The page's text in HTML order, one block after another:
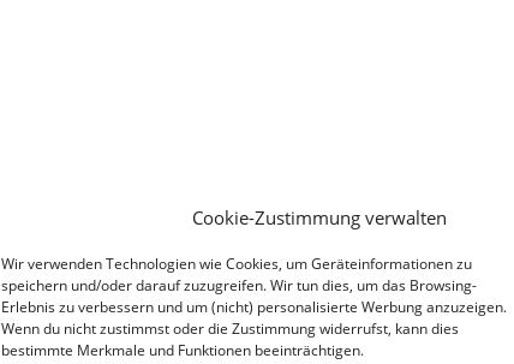
Cookie-Zustimmung verwalten
Wir verwenden Technologien wie Cookies, um Geräteinformationen zu
speichern und/oder darauf zuzugreifen. Wir tun dies, um das Browsing-
Erlebnis zu verbessern und um (nicht) personalisierte Werbung anzuzeigen.
Wenn du nicht zustimmst oder die Zustimmung widerrufst, kann dies
bestimmte Merkmale und Funktionen beeinträchtigen.